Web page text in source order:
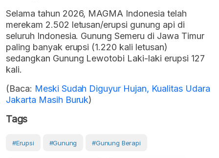
Selama tahun 2026, MAGMA Indonesia telah
merekam 2.502 letusan/erupsi gunung api di
seluruh Indonesia. Gunung Semeru di Jawa Timur
paling banyak erupsi (1.220 kali letusan)
sedangkan Gunung Lewotobi Laki-laki erupsi 127
kali.
(Baca: Meski Sudah Diguyur Hujan, Kualitas Udara
Jakarta Masih Buruk)
Tags
#erupsi #Gunung #gunung Berapi